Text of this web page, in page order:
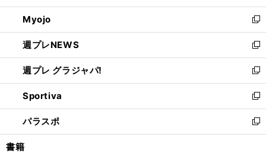
開
く
ウ
で
開
く
ン
ド
ウ
で
開
く
ウ
ィ
ン
ド
ウ
で
開
く
Myojo
新
し
い
ウ
ィ
ン
ド
ウ
で
開
週プレNEWS
新
し
い
ウ
ィ
ン
ド
ウ
週プレ グラジャパ!
新
し
い
ウ
ィ
ン
Sportiva
新
し
い
ウ
パラスポ
新
し
書籍